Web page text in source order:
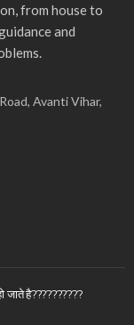
from house to
and
Avanti Vihar,
जाते है??????????